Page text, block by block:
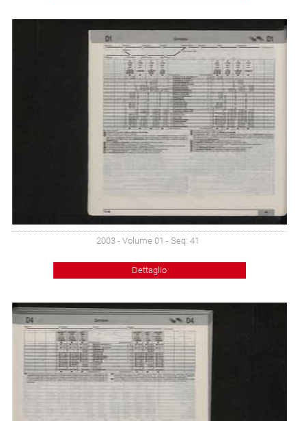
2003 - Volume 01 - Seq: 41
Dettaglio